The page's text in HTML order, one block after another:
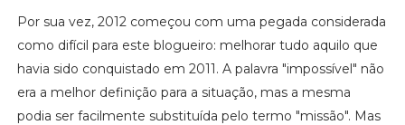
Por sua vez, 2012 começou com uma pegada considerada
como difícil para este blogueiro: melhorar tudo aquilo que
havia sido conquistado em 2011. A palavra "impossível" não
era a melhor definição para a situação, mas a mesma
podia ser facilmente substituída pelo termo "missão". Mas